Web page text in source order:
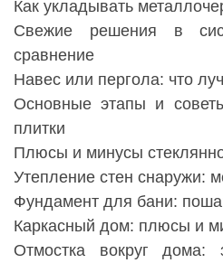
Как укладывать
Свежие решения в
сравнение
Навес или пергола: что
Основные этапы и
плитки
Плюсы и минусы
Утепление стен снаружи:
Фундамент для бани:
Каркасный дом: плюсы и
Отмостка вокруг